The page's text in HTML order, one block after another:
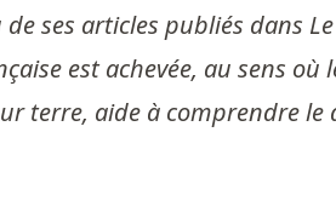
ses articles publiés dans
est achevée, au sens
terre, aide à comprendre